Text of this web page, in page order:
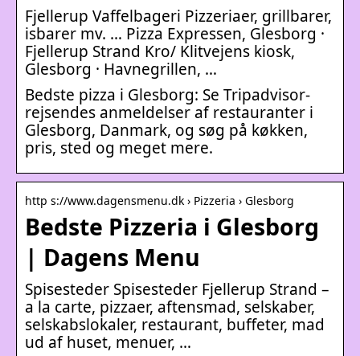
Fjellerup Vaffelbageri Pizzeriaer, grillbarer,
isbarer mv. … Pizza Expressen, Glesborg ·
Fjellerup Strand Kro/ Klitvejens kiosk,
Glesborg · Havnegrillen, …
Bedste pizza i Glesborg: Se Tripadvisor-
rejsendes anmeldelser af restauranter i
Glesborg, Danmark, og søg på køkken,
pris, sted og meget mere.
http s://www.dagensmenu.dk › Pizzeria › Glesborg
Bedste Pizzeria i Glesborg
| Dagens Menu
Spisesteder Spisesteder Fjellerup Strand –
a la carte, pizzaer, aftensmad, selskaber,
selskabslokaler, restaurant, buffeter, mad
ud af huset, menuer, …